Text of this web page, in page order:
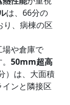
は、66分の
り、病棟の区
場や倉庫で
50mm超高
）は、大面積
ンと隣接区